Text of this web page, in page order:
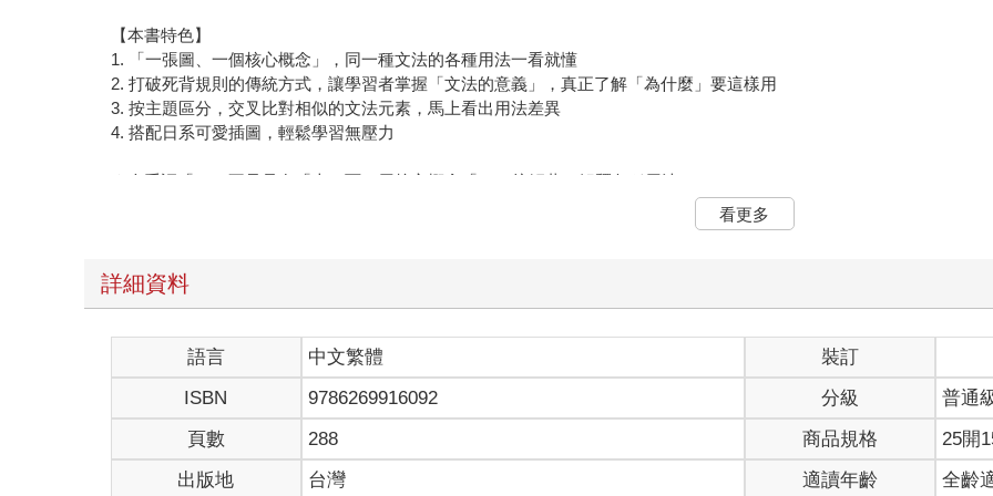
【本書特色】
1. 「一張圖、一個核心概念」，同一種文法的各種用法一看就懂
2. 打破死背規則的傳統方式，讓學習者掌握「文法的意義」，真正了解「為什麼」要這樣用
3. 按主題區分，交叉比對相似的文法元素，馬上看出用法差異
4. 搭配日系可愛插圖，輕鬆學習無壓力
★介系詞「on」不只是在「上」面！用核心概念「on＝接觸著」解釋各種用法
我們都學過介系詞「on」是「在上面」，但這種定義很容易誤導我們，以為「on」就是指高度的上下關係，而無法理解
例如「a fly on the ceiling」（天花板上的蒼蠅）、「a poster on the wall」（牆上的海報）。其實，on的核心概念是「接
式！
a poster on the wall（牆上的海報）→接觸著牆壁
We’re on the way.（我們在路上了。）→「接觸著」通往目的地的道路
The children depend on their mother.（孩子們依賴母親。）→「接觸著」母親：貼著她而不離開
That’s on me!（我來付帳！）→「接觸著」帳單：帳單貼著我→我付帳
★只要掌握核心概念，就連意義相近的「過去式」和「現在完成式」都能區分！
看更多
詳細資料
語言 中文繁體
裝訂
ISBN
9786269916092 分級
普通
頁數
288 商品規格
25開
出版地
台灣 適讀年齡 全齡